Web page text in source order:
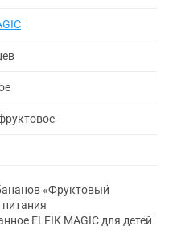
«Фруктовый
питания
ELFIK MAGIC для детей